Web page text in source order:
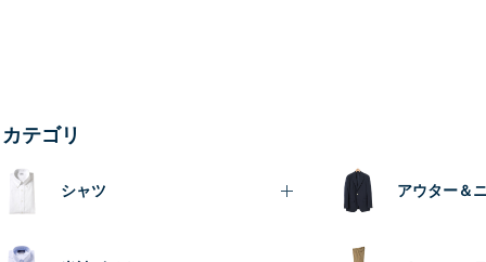
カテゴリ
シャツ アウター＆